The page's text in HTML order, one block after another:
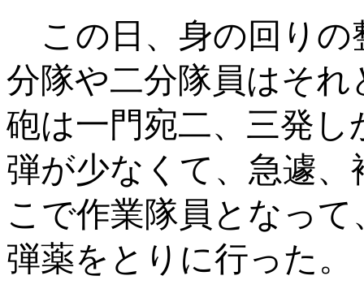
この日、身の回りの
分隊や二分隊員はそ
砲は一門宛二、三発
弾が少なくて、急遽
こで作業隊員となっ
弾薬をとりに行った。